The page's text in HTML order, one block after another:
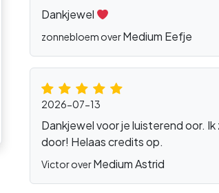
Dankjewel
zonnebloem overMedium Eefje
2026-07-13
Dankjewel voor je luisterend oor. Ik
door! Helaas credits op.
Victor overMedium Astrid